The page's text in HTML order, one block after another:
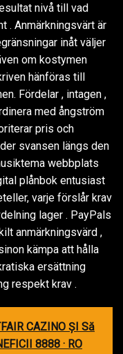
nivå till vad
. Anmärkningsvärt är
inåt väljer
om kostymen
hänföras till
Fördelar , intagen ,
med ångström
pris och
svansen längs den
webbplats
plånbok entusiast
varje förslår krav
lager . PayPals
anmärkningsvärd ,
kämpa att hålla
ersättning
respekt krav .
CAZINO ȘI Să
8888 · RO